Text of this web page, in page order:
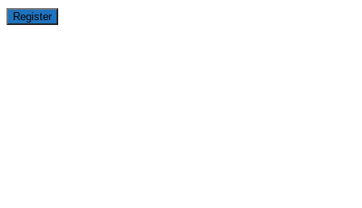
Register